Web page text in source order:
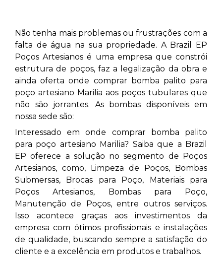
Não tenha mais problemas ou frustrações com a
falta de água na sua propriedade. A Brazil EP
Poços Artesianos é uma empresa que constrói
estrutura de poços, faz a legalização da obra e
ainda oferta onde comprar bomba palito para
poço artesiano Marilia aos poços tubulares que
não são jorrantes. As bombas disponíveis em
nossa sede são:
Interessado em onde comprar bomba palito
para poço artesiano Marilia? Saiba que a Brazil
EP oferece a solução no segmento de Poços
Artesianos, como, Limpeza de Poços, Bombas
Submersas, Brocas para Poço, Materiais para
Poços Artesianos, Bombas para Poço,
Manutenção de Poços, entre outros serviços.
Isso acontece graças aos investimentos da
empresa com ótimos profissionais e instalações
de qualidade, buscando sempre a satisfação do
cliente e a excelência em produtos e trabalhos.